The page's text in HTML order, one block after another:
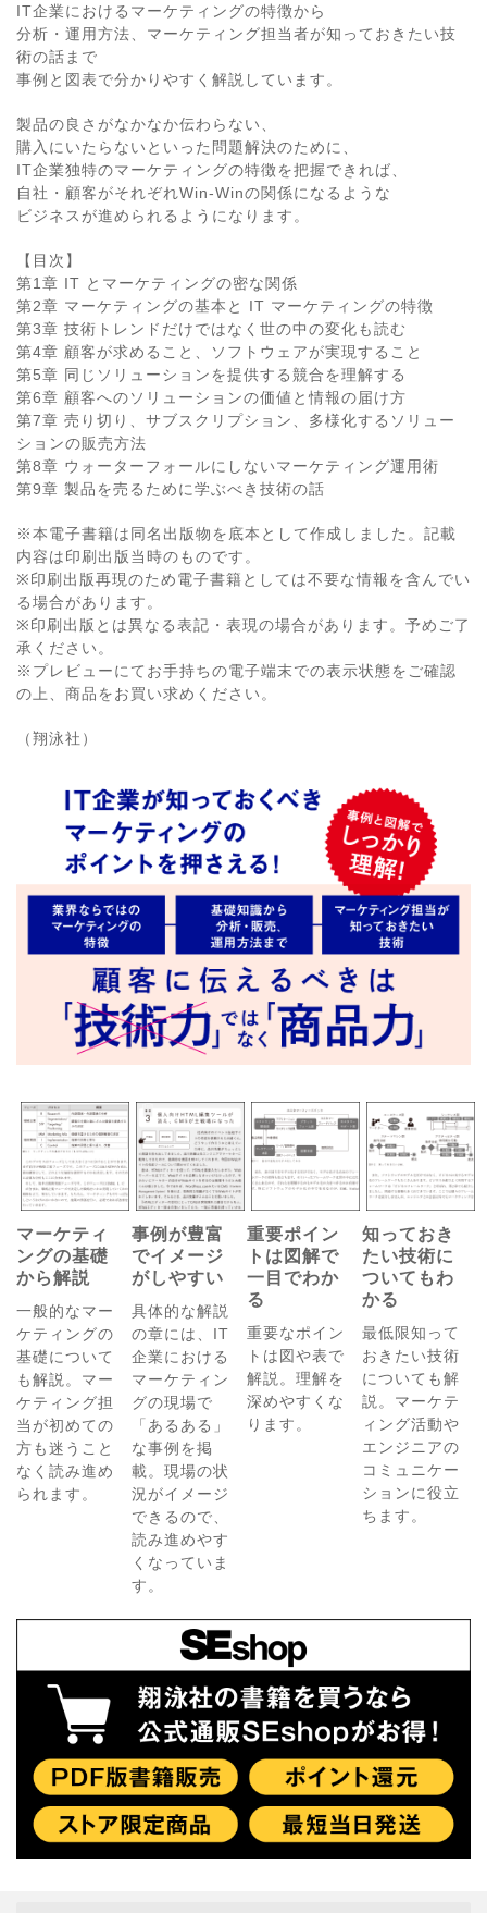
IT企業におけるマーケティングの特徴から
分析・運用方法、マーケティング担当者が知っておきたい技
術の話まで
事例と図表で分かりやすく解説しています。
製品の良さがなかなか伝わらない、
購入にいたらないといった問題解決のために、
IT企業独特のマーケティングの特徴を把握できれば、
自社・顧客がそれぞれWin-Winの関係になるような
ビジネスが進められるようになります。
【目次】
第1章 IT とマーケティングの密な関係
第2章 マーケティングの基本と IT マーケティングの特徴
第3章 技術トレンドだけではなく世の中の変化も読む
第4章 顧客が求めること、ソフトウェアが実現すること
第5章 同じソリューションを提供する競合を理解する
第6章 顧客へのソリューションの価値と情報の届け方
第7章 売り切り、サブスクリプション、多様化するソリュー
ションの販売方法
第8章 ウォーターフォールにしないマーケティング運用術
第9章 製品を売るために学ぶべき技術の話
※本電子書籍は同名出版物を底本として作成しました。記載
内容は印刷出版当時のものです。
※印刷出版再現のため電子書籍としては不要な情報を含んでい
る場合があります。
※印刷出版とは異なる表記・表現の場合があります。予めご了
承ください。
※プレビューにてお手持ちの電子端末での表示状態をご確認
の上、商品をお買い求めください。
（翔泳社）
マーケティ
ングの基礎
から解説
一般的なマー
ケティングの
基礎について
も解説。マー
ケティング担
当が初めての
方も迷うこと
なく読み進め
られます。
事例が豊富
でイメージ
がしやすい
具体的な解説
の章には、IT
企業における
マーケティン
グの現場で
「あるある」
な事例を掲
載。現場の状
況がイメージ
できるので、
読み進めやす
くなっていま
す。
重要ポイン
トは図解で
一目でわか
る
重要なポイン
トは図や表で
解説。理解を
深めやすくな
ります。
知っておき
たい技術に
ついてもわ
かる
最低限知って
おきたい技術
についても解
説。マーケテ
ィング活動や
エンジニアの
コミュニケー
ションに役立
ちます。